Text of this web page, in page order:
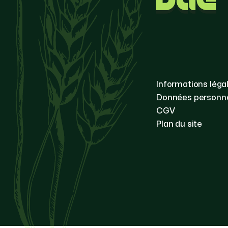
Informations
Données
CGV
Plan du site